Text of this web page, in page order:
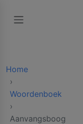
Home
Woordenboek
Aanvangsboog